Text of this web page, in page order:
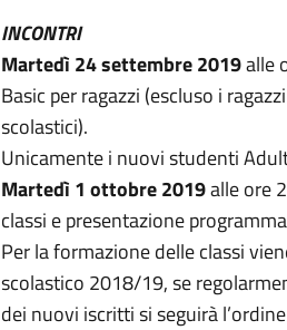
INCONTRI
Martedì 24 settembre 2019alle
Basic per ragazzi (escluso i
scolastici).
Unicamente i nuovi studenti
Martedì 1 ottobre 2019alle ore
classi e presentazione
Per la formazione delle classi
scolastico 2018/19, se
dei nuovi iscritti si seguirà